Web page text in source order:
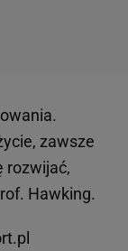
zawsze
rozwijać,
Hawking.